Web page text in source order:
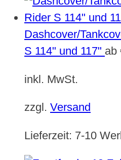
Dashcover/
S 114" und 117" ab
inkl. MwSt.
zzgl. Versand
Lieferzeit: 7-10